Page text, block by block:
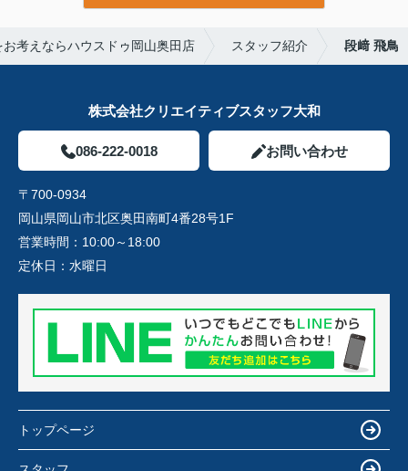
考えならハウスドゥ岡山奥田店 スタッフ紹介 段﨑 飛鳥
株式会社クリエイティブスタッフ大和
086-222-0018 お問い合わせ
〒700-0934
岡山県岡山市北区奥田南町4番28号1F
営業時間： 10:00～18:00
定休日： 水曜日
トップページ